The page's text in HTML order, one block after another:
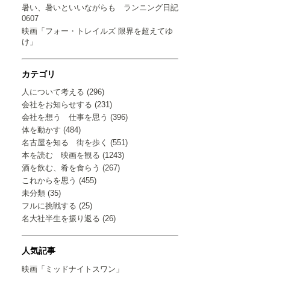
暑い、暑いといいながらも ランニング日記
0607
映画「フォー・トレイルズ 限界を超えてゆ
け」
カテゴリ
人について考える (296)
会社をお知らせする (231)
会社を想う 仕事を思う (396)
体を動かす (484)
名古屋を知る 街を歩く (551)
本を読む 映画を観る (1243)
酒を飲む、肴を食らう (267)
これからを思う (455)
未分類 (35)
フルに挑戦する (25)
名大社半生を振り返る (26)
人気記事
映画「ミッドナイトスワン」